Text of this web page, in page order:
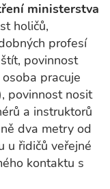
ministerstva
holičů,
profesí
povinnost
pracuje
povinnost nosit
a instruktorů
dva metry od
u řidičů veřejné
kontaktu s